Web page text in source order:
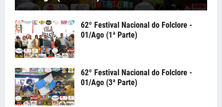
62º Festival Nacional do Folclore -
01/Ago (1ª Parte)
62º Festival Nacional do Folclore -
01/Ago (3ª Parte)